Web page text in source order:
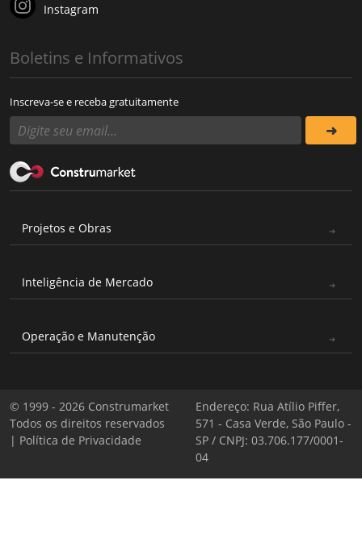
Instagram
Boletins e Informativos
Inscreva-se e receba gratuitamente
Projetos e Obras
Inteligência de Mercado
Operação e Manutenção
© 1999 - 2026 Construmarket
Todos os direitos reservados
| Política de Privacidade
Endereço: Rua Atílio Piffer,
571 - Casa Verde, São Paulo -
SP / CNPJ: 03.706.177/0001-
04